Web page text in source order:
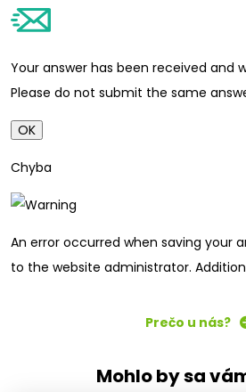
Your answer has been received and
Please do not submit the same
OK
Chyba
An error occurred when saving your
to the website administrator.
Prečo u nás?
Mohlo by sa